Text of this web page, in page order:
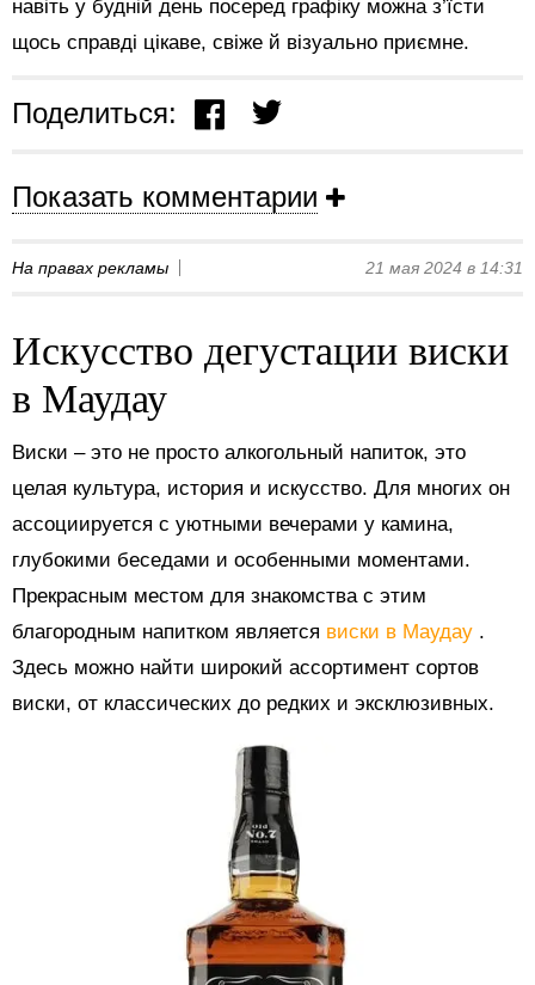
навіть у будній день посеред графіку можна з’їсти
щось справді цікаве, свіже й візуально приємне.
Поделиться:
Показать комментарии
На правах рекламы 21 мая 2024 в 14:31
Искусство дегустации виски
в Маудау
Виски – это не просто алкогольный напиток, это
целая культура, история и искусство. Для многих он
ассоциируется с уютными вечерами у камина,
глубокими беседами и особенными моментами.
Прекрасным местом для знакомства с этим
благородным напитком является виски в Маудау .
Здесь можно найти широкий ассортимент сортов
виски, от классических до редких и эксклюзивных.